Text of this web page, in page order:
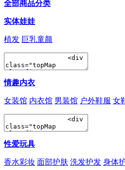
全部商品分类
实体娃娃
植发 巨乳童颜
情趣内衣
女装馆 内衣馆 男装馆 户外鞋服 女
性爱玩具
香水彩妆 面部护肤 洗发护发 身体